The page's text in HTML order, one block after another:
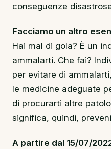
conseguenze
Facciamo un altro
Hai mal di gola? È un
ammalarti. Che fai?
per evitare di
le medicine adeguate
di procurarti altre
significa, quindi,
A partire dal 15/07/